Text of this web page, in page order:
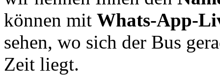
können mit Whats-App-
sehen, wo sich der Bus
Zeit liegt.